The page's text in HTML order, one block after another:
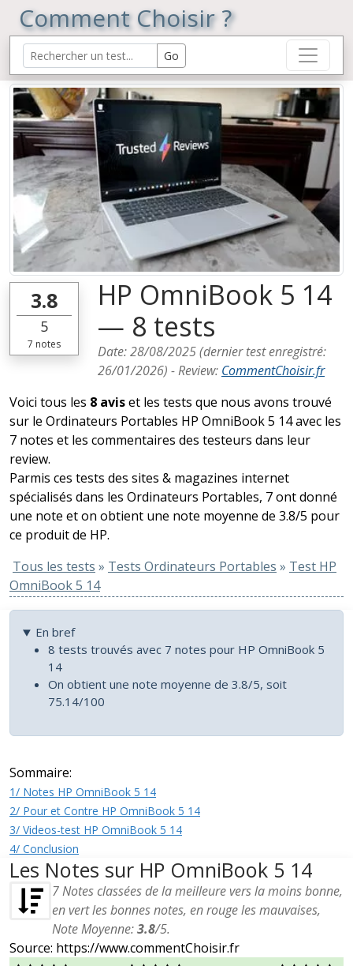
Comment Choisir ?
3.8
5
7 notes
HP OmniBook 5 14
— 8 tests
Date:28/08/2025(dernier test enregistré:
26/01/2026) -Review: CommentChoisir.fr
Voici tous les 8 aviset les tests que nous avons trouvé
sur le Ordinateurs Portables HP OmniBook 5 14 avec les
7 notes et les commentaires des testeurs dans leur
review.
Parmis ces tests des sites & magazines internet
spécialisés dans les Ordinateurs Portables, 7 ont donné
une note et on obtient une note moyenne de 3.8/5 pour
ce produit de HP.
Tous les tests » Tests Ordinateurs Portables » Test HP
OmniBook 5 14
En bref
8 tests trouvés avec 7 notes pour HP OmniBook 5
14
On obtient une note moyenne de 3.8/5, soit
75.14/100
Sommaire:
1/ Notes HP OmniBook 5 14
2/ Pour et Contre HP OmniBook 5 14
3/ Videos-test HP OmniBook 5 14
4/ Conclusion
Les Notes sur HP OmniBook 5 14
7Notes classées de la meilleure vers la moins bonne,
en vert les bonnes notes, en rouge les mauvaises,
Note Moyenne:3.8/5.
Source: https://www.commentChoisir.fr